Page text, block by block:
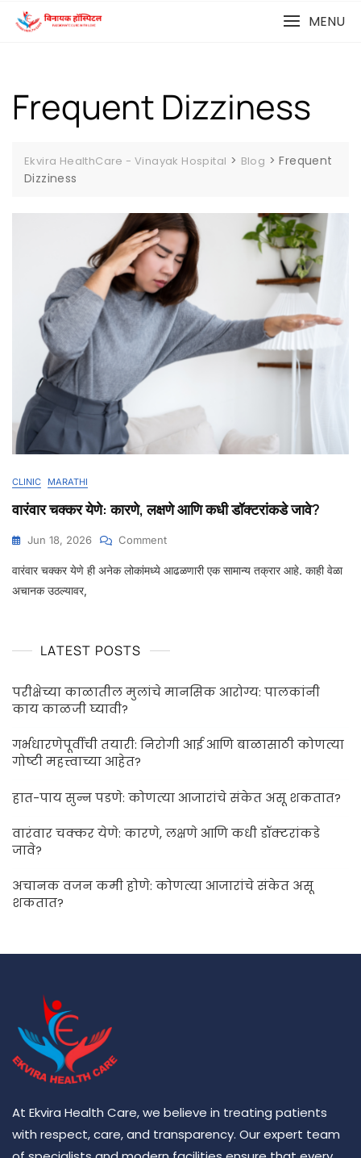
MENU
Frequent Dizziness
Ekvira HealthCare - Vinayak Hospital > Blog >Frequent
Dizziness
CLINIC MARATHI
वारंवार चक्कर येणे: कारणे, लक्षणे आणि कधी डॉक्टरांकडे जावे?
Jun 18, 2026 Comment
वारंवार चक्कर येणे ही अनेक लोकांमध्ये आढळणारी एक सामान्य तक्रार आहे. काही वेळा
अचानक उठल्यावर,
LATEST POSTS
परीक्षेच्या काळातील मुलांचे मानसिक आरोग्य: पालकांनी
काय काळजी घ्यावी?
गर्भधारणेपूर्वीची तयारी: निरोगी आई आणि बाळासाठी कोणत्या
गोष्टी महत्त्वाच्या आहेत?
हात-पाय सुन्न पडणे: कोणत्या आजारांचे संकेत असू शकतात?
वारंवार चक्कर येणे: कारणे, लक्षणे आणि कधी डॉक्टरांकडे
जावे?
अचानक वजन कमी होणे: कोणत्या आजारांचे संकेत असू
शकतात?
At Ekvira Health Care, we believe in treating patients
with respect, care, and transparency. Our expert team